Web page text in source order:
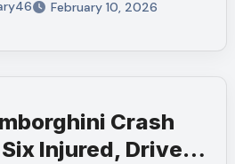
February 10, 2026
Crash
Injured, Driver